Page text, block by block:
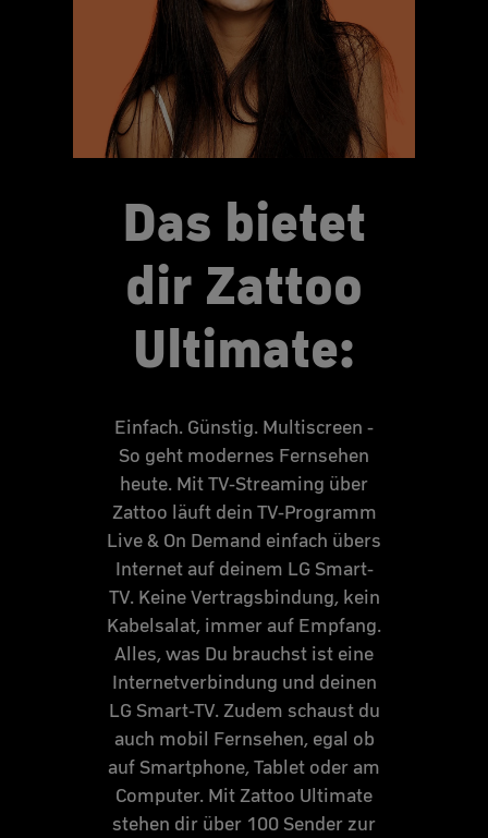
Das bietet
dir Zattoo
Ultimate:
Einfach. Günstig. Multiscreen -
So geht modernes Fernsehen
heute. Mit TV-Streaming über
Zattoo läuft dein TV-Programm
Live & On Demand einfach übers
Internet auf deinem LG Smart-
TV. Keine Vertragsbindung, kein
Kabelsalat, immer auf Empfang.
Alles, was Du brauchst ist eine
Internetverbindung und deinen
LG Smart-TV. Zudem schaust du
auch mobil Fernsehen, egal ob
auf Smartphone, Tablet oder am
Computer. Mit Zattoo Ultimate
stehen dir über 100 Sender zur